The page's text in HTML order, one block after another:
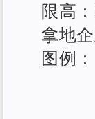
限高
拿地
图例：